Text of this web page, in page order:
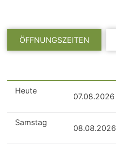
ÖFFNUNGSZEITEN
Heute
07.08.2026
Samstag
08.08.2026